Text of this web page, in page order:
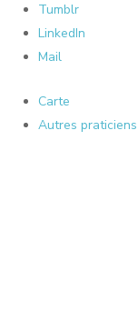
Tumblr
LinkedIn
Mail
Carte
Autres praticiens